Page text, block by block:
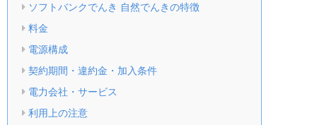
ソフトバンクでんき 自然でんきの特徴
料金
電源構成
契約期間・違約金・加入条件
電力会社・サービス
利用上の注意